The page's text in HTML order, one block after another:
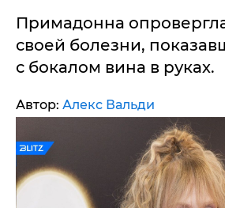
Примадонна
своей болезни,
с бокалом вина в руках.
Автор: Алекс Вальди